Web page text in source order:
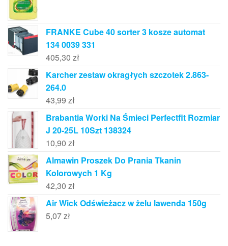
FRANKE Cube 40 sorter 3 kosze automat
134 0039 331
405,30 zł
Karcher zestaw okragłych szczotek 2.863-
264.0
43,99 zł
Brabantia Worki Na Śmieci Perfectfit Rozmiar
J 20-25L 10Szt 138324
10,90 zł
Almawin Proszek Do Prania Tkanin
Kolorowych 1 Kg
42,30 zł
Air Wick Odświeżacz w żelu lawenda 150g
5,07zł